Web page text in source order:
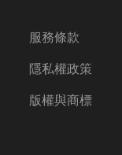
服務條款
隱私權政策
版權與商標